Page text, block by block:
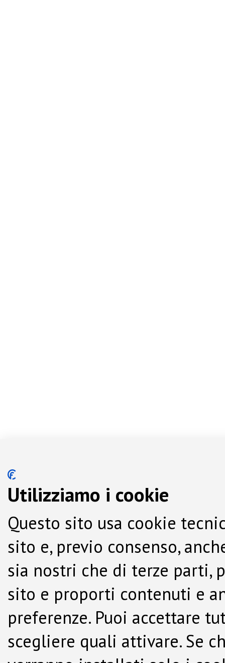
Utilizziamo i cookie
Questo sito usa cookie
sito e, previo consenso,
sia nostri che di terze parti,
sito e proporti contenuti e
preferenze. Puoi accettare
scegliere quali attivare. Se